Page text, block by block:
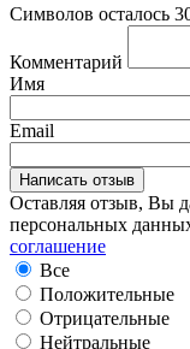
Символов осталось
Комментарий
Имя
Email
Оставляя отзыв, Вы
персональных
соглашение
Все
Положительные
Отрицательные
Нейтральные